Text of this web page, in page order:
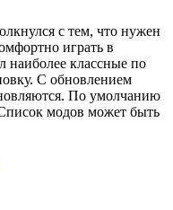
с тем, что нужен
играть в
наиболее классные по
С обновлением
По умолчанию
модов может быть